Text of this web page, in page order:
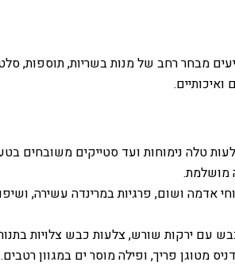
מבחר רחב של מנות בשריות, תוספות,
טלה נימוחות ועד סטייקים משובחים
מושלמת.
אדמה ושום, פרגיות במרינדה עשירה,
עם ירקות שורש, צלעות כבש צלויות
מטוגן פריך, ופילה מוסר ים במגוון רטבים.